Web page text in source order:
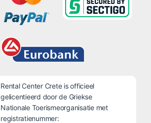
Rental Center Crete is officieel
gelicentieerd door de Griekse
Nationale Toerismeorganisatie met
registratienummer: